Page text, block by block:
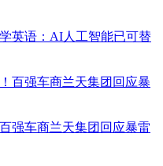
英语：AI人工智能已可替
强车商兰天集团回应暴雷